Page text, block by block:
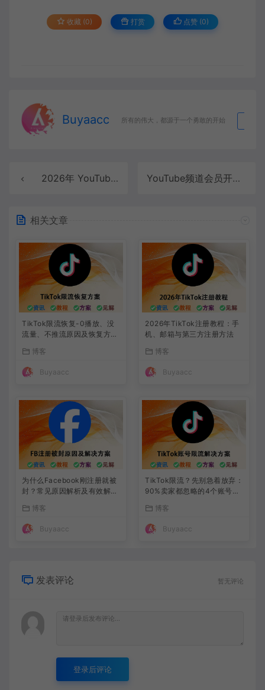
收藏 (0) 打赏 点赞 (0)
Buyaacc 所有的伟大，都源于一个勇敢的开始
2026年 YouTube 营销趋势：品牌和企业必须知道的 10 件事 YouTube频道会员开通教程：新手必看的详细步骤
相关文章
TikTok限流恢复-0播放、没
流量、不推流原因及恢复方法
博客
Buyaacc
2026年TikTok注册教程：手
机、邮箱与第三方注册方法
博客
Buyaacc
为什么Facebook刚注册就被
封？常见原因解析及有效解决
博客
Buyaacc
TikTok限流？先别急着放弃：
90%卖家都忽略的4个账号风
博客
Buyaacc
发表评论 暂无评论
登录后评论